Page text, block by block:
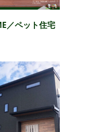
／ペット住宅